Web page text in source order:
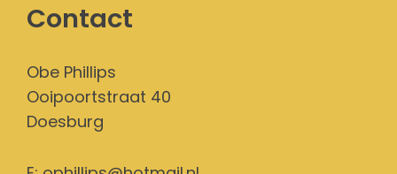
Contact
Obe Phillips
Ooipoortstraat 40
Doesburg